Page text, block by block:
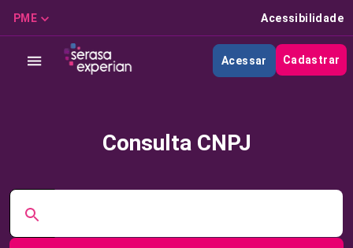
PME Acessibilidade
Acessar Cadastrar
Consulta CNPJ